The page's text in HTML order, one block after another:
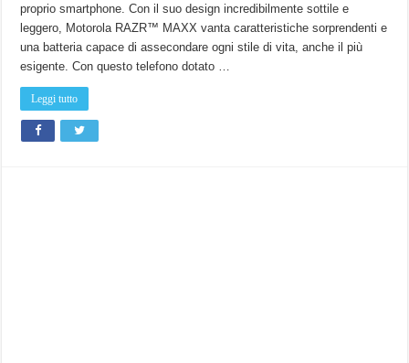
proprio smartphone. Con il suo design incredibilmente sottile e
leggero, Motorola RAZR™ MAXX vanta caratteristiche sorprendenti e
una batteria capace di assecondare ogni stile di vita, anche il più
esigente. Con questo telefono dotato …
Leggi tutto